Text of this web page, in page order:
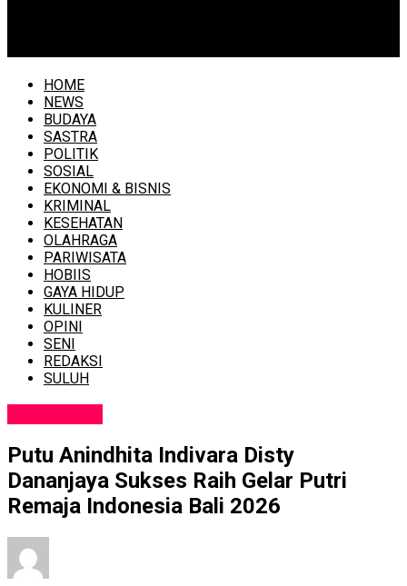
HOME
NEWS
BUDAYA
SASTRA
POLITIK
SOSIAL
EKONOMI & BISNIS
KRIMINAL
KESEHATAN
OLAHRAGA
PARIWISATA
HOBIIS
GAYA HIDUP
KULINER
OPINI
SENI
REDAKSI
SULUH
Putu Anindhita Indivara Disty
Dananjaya Sukses Raih Gelar Putri
Remaja Indonesia Bali 2026